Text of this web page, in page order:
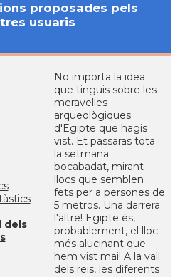
proposades pels
usuaris
dels
No importa la idea
que tinguis sobre les
meravelles
arqueològiques
d'Egipte que hagis
vist. Et passaras tota
la setmana
bocabadat, mirant
llocs que semblen
fets per a persones de
5 metros. Una darrera
l'altre! Egipte és,
probablement, el lloc
més alucinant que
hem vist mai! A la vall
dels reis, les diferents